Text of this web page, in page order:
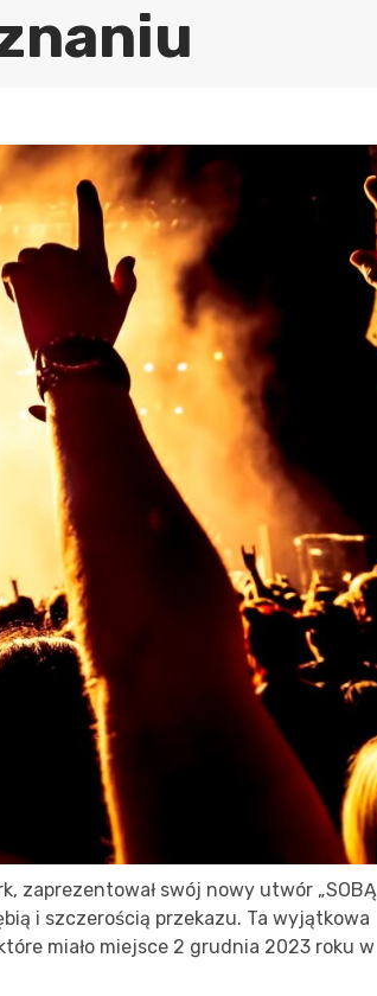
zaprezentował swój nowy utwór „SOBĄ
i szczerością przekazu. Ta wyjątkowa
miało miejsce 2 grudnia 2023 roku w